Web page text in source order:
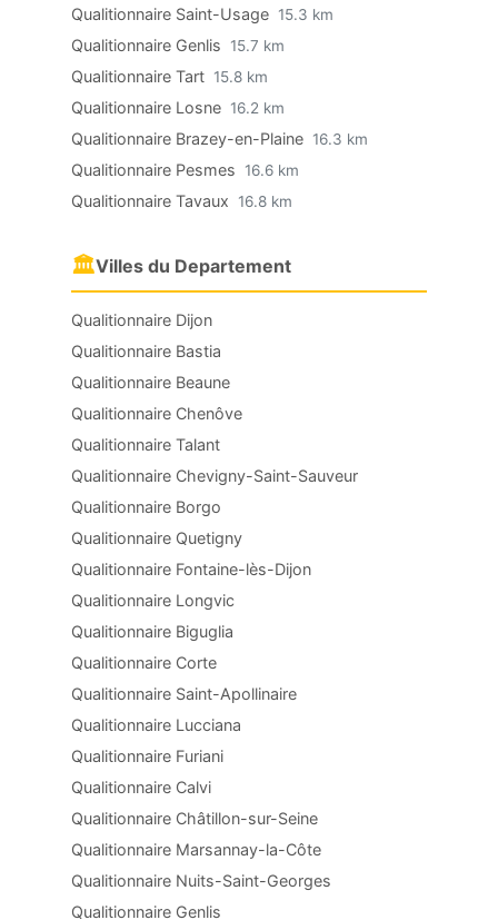
Qualitionnaire Saint-Usage 15.3 km
Qualitionnaire Genlis 15.7 km
Qualitionnaire Tart 15.8 km
Qualitionnaire Losne 16.2 km
Qualitionnaire Brazey-en-Plaine 16.3 km
Qualitionnaire Pesmes 16.6 km
Qualitionnaire Tavaux 16.8 km
🏛Villes du Departement
Qualitionnaire Dijon
Qualitionnaire Bastia
Qualitionnaire Beaune
Qualitionnaire Chenôve
Qualitionnaire Talant
Qualitionnaire Chevigny-Saint-Sauveur
Qualitionnaire Borgo
Qualitionnaire Quetigny
Qualitionnaire Fontaine-lès-Dijon
Qualitionnaire Longvic
Qualitionnaire Biguglia
Qualitionnaire Corte
Qualitionnaire Saint-Apollinaire
Qualitionnaire Lucciana
Qualitionnaire Furiani
Qualitionnaire Calvi
Qualitionnaire Châtillon-sur-Seine
Qualitionnaire Marsannay-la-Côte
Qualitionnaire Nuits-Saint-Georges
Qualitionnaire Genlis